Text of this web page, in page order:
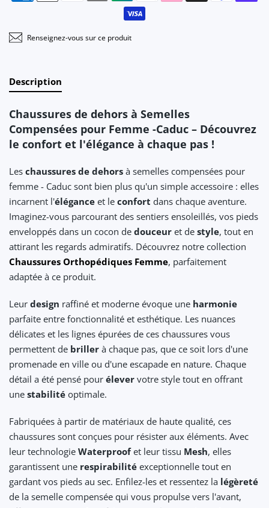
Renseignez-vous sur ce produit
Description
Chaussures de dehors à Semelles
Compensées pour Femme -Caduc – Découvrez
le confort et l'élégance à chaque pas !
Les chaussures de dehors à semelles compensées pour
femme - Caduc sont bien plus qu'un simple accessoire : elles
incarnent l'élégance et le confort dans chaque aventure.
Imaginez-vous parcourant des sentiers ensoleillés, vos pieds
enveloppés dans un cocon de douceur et de style, tout en
attirant les regards admiratifs. Découvrez notre collection
Chaussures Orthopédiques Femme, parfaitement
adaptée à ce produit.
Leur design raffiné et moderne évoque une harmonie
parfaite entre fonctionnalité et esthétique. Les nuances
délicates et les lignes épurées de ces chaussures vous
permettent de briller à chaque pas, que ce soit lors d'une
promenade en ville ou d'une escapade en nature. Chaque
détail a été pensé pour élever votre style tout en offrant
une stabilité optimale.
Fabriquées à partir de matériaux de haute qualité, ces
chaussures sont conçues pour résister aux éléments. Avec
leur technologie Waterproofet leur tissu Mesh, elles
garantissent une respirabilité exceptionnelle tout en
gardant vos pieds au sec. Enfilez-les et ressentez la légèreté
de la semelle compensée qui vous propulse vers l'avant,